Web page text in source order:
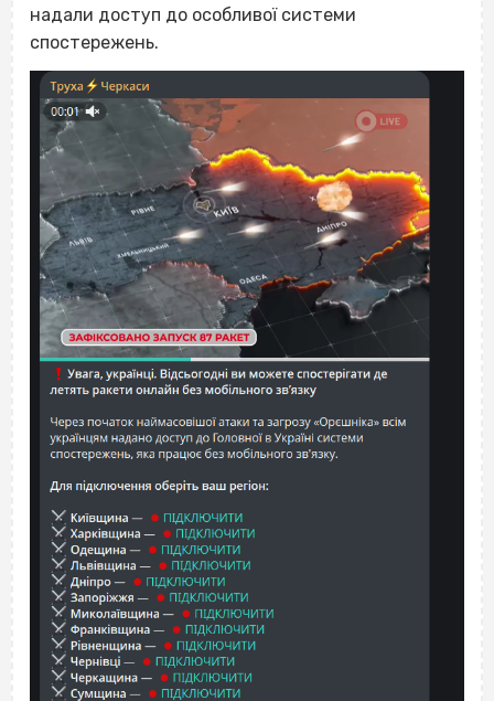
надали доступ до особливої системи
спостережень.